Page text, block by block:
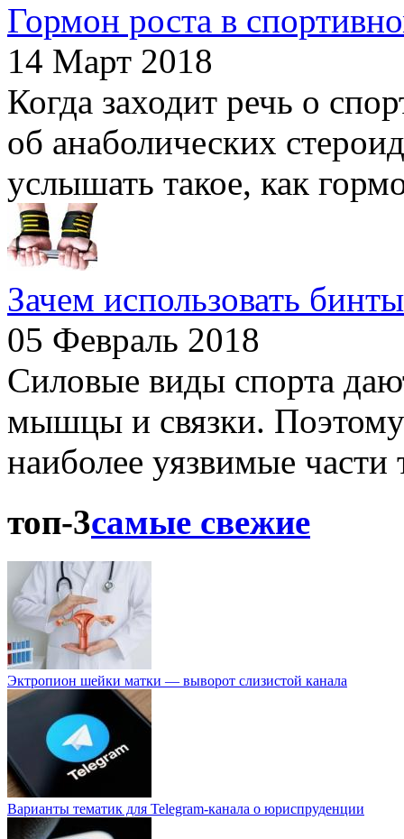
Гормон роста в
14 Март 2018
Когда заходит речь о
об анаболических
услышать такое, как
Зачем использовать
05 Февраль 2018
Силовые виды спорта
мышцы и связки.
наиболее уязвимые
топ-3самые свежие
Эктропион шейки матки — выворот слизистой канала
Варианты тематик для Telegram-канала о юриспруденции